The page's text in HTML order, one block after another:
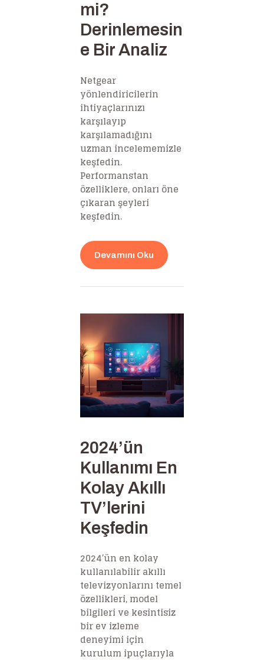
mi?
Derinlemesin
e Bir Analiz
Netgear
yönlendiricilerin
ihtiyaçlarınızı
karşılayıp
karşılamadığını
uzman incelememizle
keşfedin.
Performanstan
özelliklere, onları öne
çıkaran şeyleri
keşfedin.
Devamını Oku
2024’ün
Kullanımı En
Kolay Akıllı
TV’lerini
Keşfedin
2024’ün en kolay
kullanılabilir akıllı
televizyonlarını temel
özellikleri, model
bilgileri ve kesintisiz
bir ev izleme
deneyimi için
kurulum ipuçlarıyla